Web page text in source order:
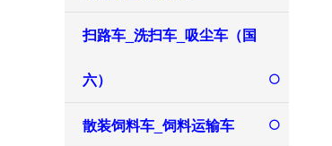
扫路车_洗扫车_吸尘车（国
六）
散装饲料车_饲料运输车